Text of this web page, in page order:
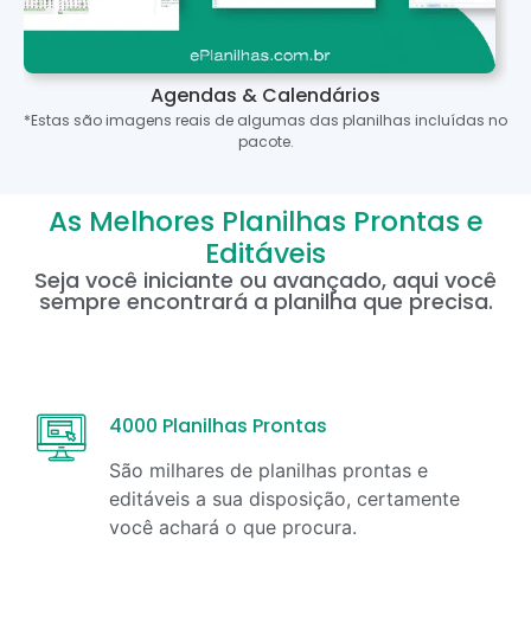
Agendas & Calendários
*Estas são imagens reais de algumas das planilhas incluídas no
pacote.
As Melhores Planilhas Prontas e
Editáveis
Seja você iniciante ou avançado, aqui você
sempre encontrará a planilha que precisa.
4000 Planilhas Prontas
São milhares de planilhas prontas e
editáveis a sua disposição, certamente
você achará o que procura.